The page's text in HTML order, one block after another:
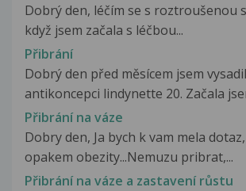
Dobrý den, léčím se s roztroušenou
když jsem začala s léčbou...
Přibrání
Dobrý den před měsícem jsem
antikoncepci lindynette 20. Začala
Přibrání na váze
Dobry den, Ja bych k vam mela
opakem obezity...Nemuzu pribrat,...
Přibrání na váze a zastavení růstu